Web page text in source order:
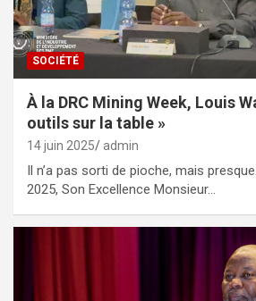
SOCIÉTÉ
À la DRC Mining Week, Louis
outils sur la table »
14 juin 2025 admin
Il n’a pas sorti de pioche, mais
2025, Son Excellence Monsieur…